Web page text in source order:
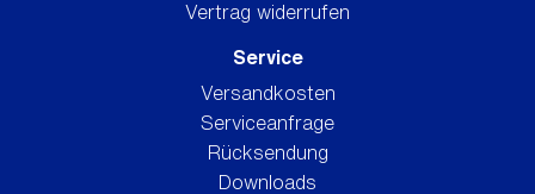
Vertrag widerrufen
Service
Versandkosten
Serviceanfrage
Rücksendung
Downloads